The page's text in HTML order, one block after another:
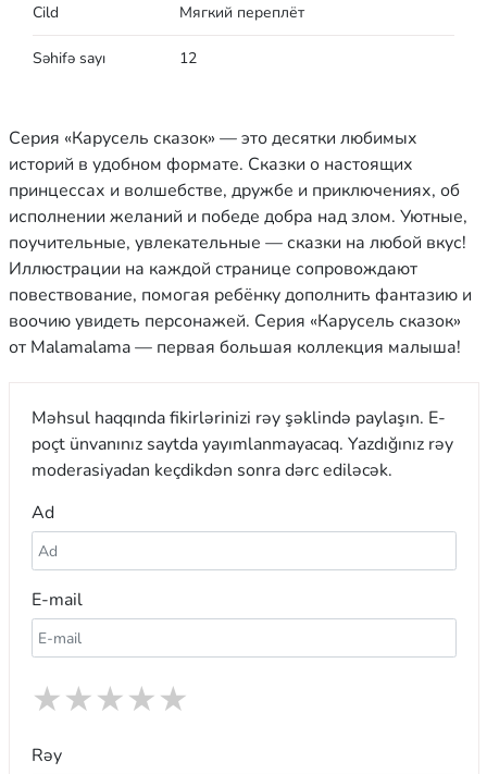
Cild Мягкий переплёт
Səhifə sayı 12
Серия «Карусель сказок» — это десятки любимых
историй в удобном формате. Сказки о настоящих
принцессах и волшебстве, дружбе и приключениях, об
исполнении желаний и победе добра над злом. Уютные,
поучительные, увлекательные — сказки на любой вкус!
Иллюстрации на каждой странице сопровождают
повествование, помогая ребёнку дополнить фантазию и
воочию увидеть персонажей. Серия «Карусель сказок»
от Malamalama — первая большая коллекция малыша!
Məhsul haqqında fikirlərinizi rəy şəklində paylaşın. E-
poçt ünvanınız saytda yayımlanmayacaq. Yazdığınız rəy
moderasiyadan keçdikdən sonra dərc ediləcək.
Ad
E-mail
★
★
★
★
★
Rəy